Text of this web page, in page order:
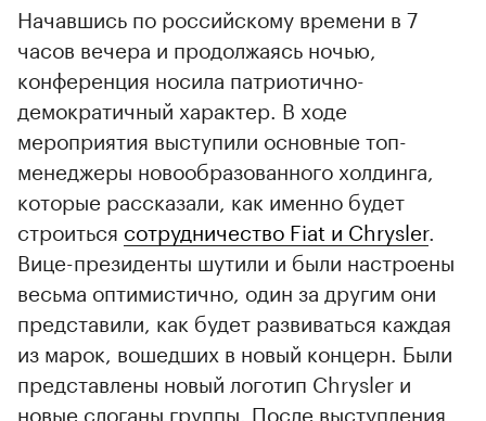
Начавшись по российскому времени в 7
часов вечера и продолжаясь ночью,
конференция носила патриотично-
демократичный характер. В ходе
мероприятия выступили основные топ-
менеджеры новообразованного холдинга,
которые рассказали, как именно будет
строиться сотрудничество Fiat и Chrysler.
Вице-президенты шутили и были настроены
весьма оптимистично, один за другим они
представили, как будет развиваться каждая
из марок, вошедших в новый концерн. Были
представлены новый логотип Chrysler и
новые слоганы группы. После выступления